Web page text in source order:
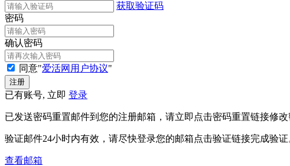
获取验证码
密码
确认密码
同意"爱活网用户协议"
已有账号, 立即 登录
已发送密码重置邮件到您的注册邮箱，请立即点击密码重置链接修改
验证邮件24小时内有效，请尽快登录您的邮箱点击验证链接完成验
查看邮箱